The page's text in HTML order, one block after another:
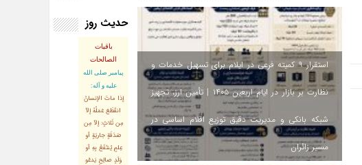
استقرار ۹ کمیته فرعی در ایلام برای تسهیل خدمات و
نظارت بر بازار در ایام اربعین ۱۴۰۵ | تأمین ارز، تجهیز
شبکه بانکی و مدیریت دقیق توزیع اقلام اساسی در
مسیر زائران
حدیث روز
باقیات
الصالحات
پيامبر صلى‏ الله‏
عليه ‏و‏ آله:
إذا ماتَ الإنسانُ
انقَطَعَ عَمَلُهُ إلاّ
مِن ثَلاثٍ: إلاّ مِن
صَدَقَةٍ جاريَةٍ أو
عِلمٍ يُنتَفَعُ بِهِ أو
وَلَدٍ صالِحٍ يَدعُو